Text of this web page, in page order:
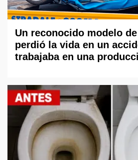
Un reconocido modelo
perdió la vida en un
trabajaba en una